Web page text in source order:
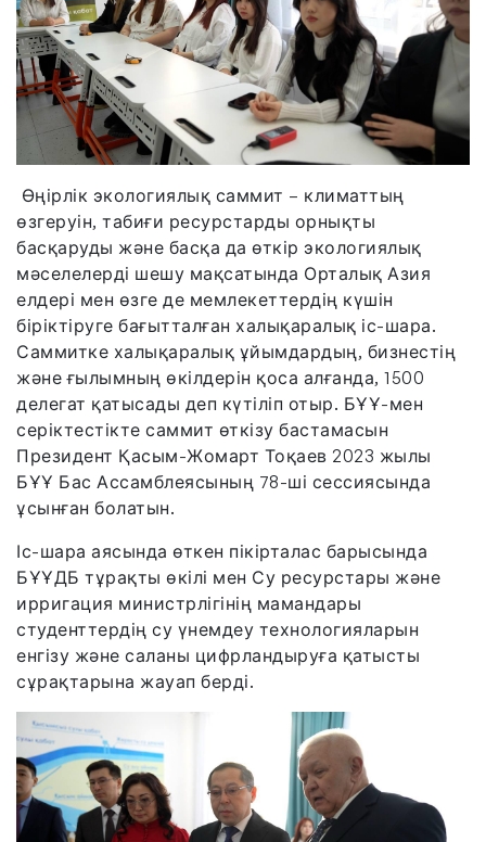
Өңірлік экологиялық саммит – климаттың
өзгеруін, табиғи ресурстарды орнықты
басқаруды және басқа да өткір экологиялық
мәселелерді шешу мақсатында Орталық Азия
елдері мен өзге де мемлекеттердің күшін
біріктіруге бағытталған халықаралық іс-шара.
Саммитке халықаралық ұйымдардың, бизнестің
және ғылымның өкілдерін қоса алғанда, 1500
делегат қатысады деп күтіліп отыр. БҰҰ-мен
серіктестікте саммит өткізу бастамасын
Президент Қасым-Жомарт Тоқаев 2023 жылы
БҰҰ Бас Ассамблеясының 78-ші сессиясында
ұсынған болатын.
Іс-шара аясында өткен пікірталас барысында
БҰҰДБ тұрақты өкілі мен Су ресурстары және
ирригация министрлігінің мамандары
студенттердің су үнемдеу технологияларын
енгізу және саланы цифрландыруға қатысты
сұрақтарына жауап берді.